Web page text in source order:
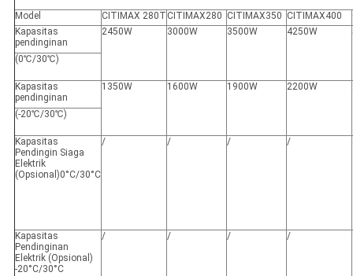
Model CITIMAX 280T CITIMAX280 CITIMAX350 CITIMAX400
Kapasitas
pendinginan
2450W 3000W 3500W 4250W
(0℃/30℃)
Kapasitas
pendinginan
1350W 1600W 1900W 2200W
(-20℃/30℃)
Kapasitas
Pendingin Siaga
Elektrik
(Opsional)0°C/30°C
/ / / /
Kapasitas
Pendinginan
Elektrik (Opsional)
-20°C/30°C
/ / / /